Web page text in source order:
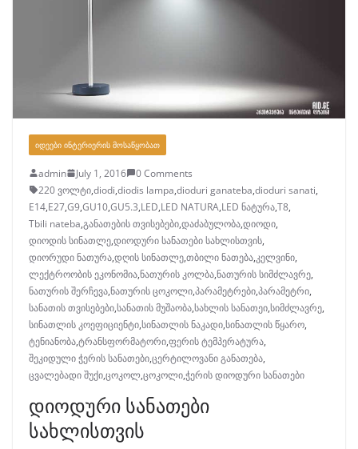
ᲘᲓᲔᲔᲑᲘ ᲘᲜᲢᲔᲠᲘᲔᲠᲘᲡ ᲛᲝᲡᲐᲬᲧᲝᲑᲐᲗ
admin July 1, 2016
0 Comments
220 ვოლტი,diodi,diodis lampa,dioduri ganateba,dioduri sanati,
E14,E27,G9,GU10,GU5.3,LED,LED NATURA,LED ნატურა,T8,
Tbili nateba,განათების თვისებები,დაძაბულობა,დიოდი,
დიოდის სინათლე,დიოდური სანათები სახლისთვის,
დიორუდი ნათურა,დღის სინათლე,თბილი ნათება,კელვინი,
ლექტროობის ეკონომია,ნათურის კოლბა,ნათურის სიმძლავრე,
ნათურის შერჩევა,ნათურის ცოკოლი,პარამეტრები,პარამეტრი,
სანათის თვისებები,სანათის მუშაობა,სახლის სანათეი,სიმძლავრე,
სინათლის კოეფიციენტი,სინათლის ნაკადი,სინათლის წყარო,
ტენიანობა,ტრანსფორმატორი,ფერის ტემპერატურა,
შეკიდული ჭერის სანათები,ცერტილოვანი განათება,
ცვალებადი შუქი,ცოკოლ,ცოკოლი,ჭერის დიოდური სანათები
დიოდური სანათები
სახლისთვის